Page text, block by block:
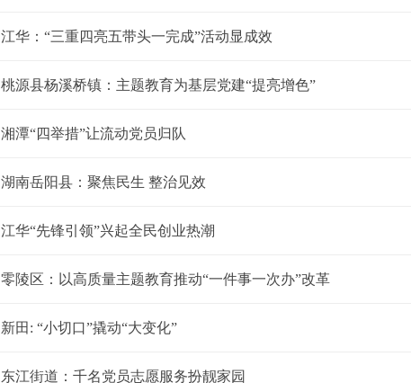
江华：“三重四亮五带头一完成”活动显成效
桃源县杨溪桥镇：主题教育为基层党建“提亮增色”
湘潭“四举措”让流动党员归队
湖南岳阳县：聚焦民生 整治见效
江华“先锋引领”兴起全民创业热潮
零陵区：以高质量主题教育推动“一件事一次办”改革
新田: “小切口”撬动“大变化”
东江街道：千名党员志愿服务扮靓家园